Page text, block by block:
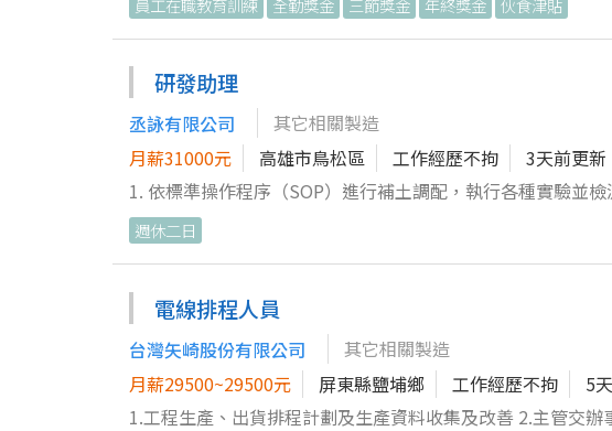
看見每一筆數字背後真實的商業脈動，這裡會是你大顯身手的舞台🔥 1. 負責日常帳務處理與審核（記帳、對
理），確保數字正確無誤 2. 編製月、季、年度財務報表與管理報表，進行基本財務分析，提供主管決策參考 3. 管理應收
應付帳款，與業務、採購等單位協作，追蹤帳款狀態與異常
確保符合法令與申報時程 5. 參與存貨盤點作業，協助成本分析，提供改善與控管建議 6. 使用會計軟體與 Excel 處理、彙整
與分析財務數據，優化帳務流程 7. 配合主管執行專案與臨時交辦事項，協同團隊完成財務相關目標 8. 持續留意並確保帳
務處理符合會計準則及相關法規要求 福利與發展機會 • 穩健成長的製造業體質，接觸完整從生產到出貨的成本與財務實
務 • 有機會接觸成本分析、預算管理等進階工作內容，累積主辦會計全方位能力 • 主管樂於分享經驗，願意帶人，鼓勵
主動提出優化帳務與流程的建議 • 友善、穩定的工作氛圍，重視團隊合作與溝通，讓你安心長期發展 歡迎喜歡數字、重
視穩定又想成長的你，加入和飛，一起把好事做進每一張報表
研發助理
丞詠有限公司
其它相關製造
月薪31000元
高雄市鳥松區 工作經歷不拘
3天前更新
1. 依標準操作程序（SOP）進行補土調配，執行各種實驗並檢測產品性能。 2. 深入分析材料科學相
土調配和應用技術，提升產品品質。 3. 操作與維護各種檢驗與測試儀器設備，並撰寫檢測結果報告。 4. 負責原材料、半
成品和成品的化學及物理特性檢測與驗證，確保符合品質標準。 5. 執行設備校準，排除儀器異常，並維護實驗設備與實
室安全規範。 6. 準備科技報告文件，協助產品研發以及解決異常問題，並持續改進工藝流程。 7. 與跨部門及團隊成員合
作推進產品研發項目，促進補土材料技術創新。 8. 配合主管交代事項。 歡迎對材料研發與檢測充滿熱忱的您加入我們團
隊！立即投遞履歷，期待您的加入！
週休二日
電線排程人員
台灣矢崎股份有限公司
其它相關製造
月薪29500~29500元
屏東縣鹽埔鄉 工作經歷不拘
5
1.工程生產、出貨排程計劃及生產資料收集及改善 2.主管交辦